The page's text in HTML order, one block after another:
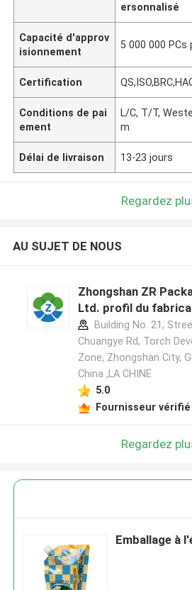
ersonnalisé
Capacité d'approv
isionnement
5 000 000 PCs
Certification
Conditions de pai
ement
L/C, T/T,
m
Délai de livraison 13-23 jours
Regardez
AU SUJET DE NOUS
Zhongshan ZR
Ltd. profil du
Building No. 21,
Chuangye Rd, Torch
Zone, Zhongshan City,
China ,LA CHINE
5.0
Fournisseur vérifié
Regardez
Emballage à